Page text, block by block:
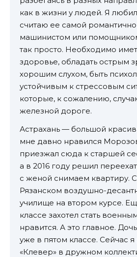
как в жизни у людей. Я
считаю ее самой
машинистом или
так просто. Необходимо
здоровье, обладать острым
хорошим слухом, быть
устойчивым к стрессовым
которые, к сожалению,
железной дороге.
Астрахань — большой
мне давно нравился
приезжал сюда к старшей
а в 2016 году решил
с женой снимаем квартиру.
Рязанском воздушно-
училище на втором курсе.
классе захотел стать
нравится. А это главное.
уже в пятом классе. Сейчас
«Клевер» в дружном